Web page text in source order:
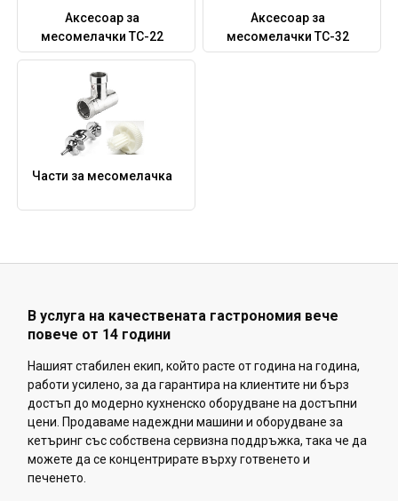
Аксесоар за
месомелачки TC-22
Аксесоар за
месомелачки TC-32
Части за месомелачка
В услуга на качествената гастрономия вече
повече от 14 години
Нашият стабилен екип, който расте от година на година,
работи усилено, за да гарантира на клиентите ни бърз
достъп до модерно кухненско оборудване на достъпни
цени. Продаваме надеждни машини и оборудване за
кетъринг със собствена сервизна поддръжка, така че да
можете да се концентрирате върху готвенето и
печенето.